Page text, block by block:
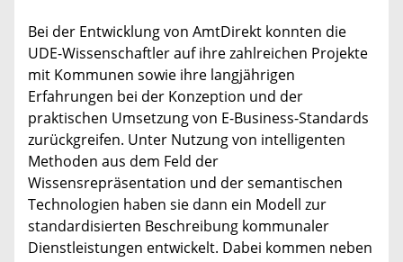
Bei der Entwicklung von AmtDirekt konnten die
UDE-Wissenschaftler auf ihre zahlreichen Projekte
mit Kommunen sowie ihre langjährigen
Erfahrungen bei der Konzeption und der
praktischen Umsetzung von E-Business-Standards
zurückgreifen. Unter Nutzung von intelligenten
Methoden aus dem Feld der
Wissensrepräsentation und der semantischen
Technologien haben sie dann ein Modell zur
standardisierten Beschreibung kommunaler
Dienstleistungen entwickelt. Dabei kommen neben